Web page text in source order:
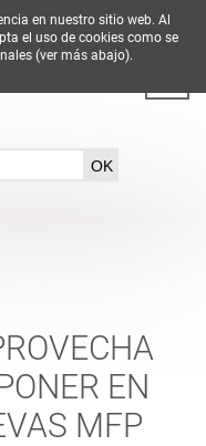
DE EN ES FR
EN
MFP
en nuestro sitio web. Al
el uso de cookies como se
(ver más abajo).